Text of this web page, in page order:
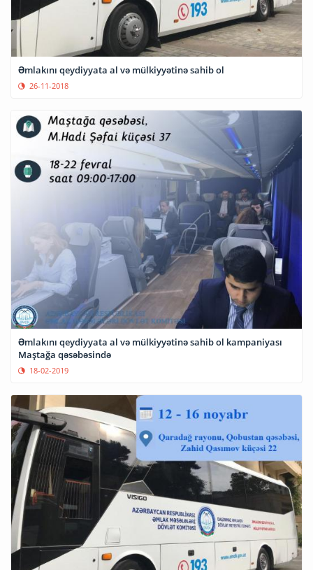
Əmlakını qeydiyyata al və mülkiyyətinə sahib ol
26-11-2018
Əmlakını qeydiyyata al və mülkiyyətinə sahib ol kampaniyası
Maştağa qəsəbəsində
18-02-2019